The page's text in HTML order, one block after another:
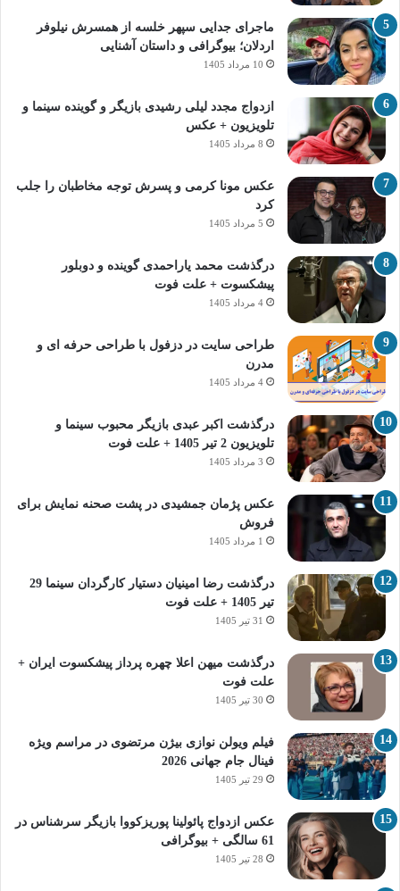
ماجرای جدایی سپهر خلسه از همسرش نیلوفر
اردلان؛ بیوگرافی و داستان آشنایی
10 مرداد 1405
ازدواج مجدد لیلی رشیدی بازیگر و گوینده سینما و
تلویزیون + عکس
8 مرداد 1405
عکس مونا کرمی و پسرش توجه مخاطبان را جلب
کرد
5 مرداد 1405
درگذشت محمد یاراحمدی گوینده و دوبلور
پیشکسوت + علت فوت
4 مرداد 1405
طراحی سایت در دزفول با طراحی حرفه‌ ای و
مدرن
4 مرداد 1405
درگذشت اکبر عبدی بازیگر محبوب سینما و
تلویزیون 2 تیر 1405 + علت فوت
3 مرداد 1405
عکس پژمان جمشیدی در پشت صحنه نمایش برای
فروش
1 مرداد 1405
درگذشت رضا امینیان دستیار کارگردان سینما 29
تیر 1405 + علت فوت
31 تیر 1405
درگذشت میهن اعلا چهره پرداز پیشکسوت ایران +
علت فوت
30 تیر 1405
فیلم ویولن نوازی بیژن مرتضوی در مراسم ویژه
فینال جام جهانی 2026
29 تیر 1405
عکس ازدواج پائولینا پوریزکووا بازیگر سرشناس در
61 سالگی + بیوگرافی
28 تیر 1405